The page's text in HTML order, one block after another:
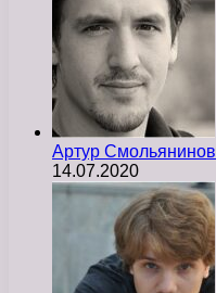
Артур Смольянинов
14.07.2020